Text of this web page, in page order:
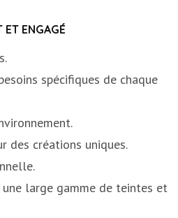
ET ENGAGÉ
spécifiques de chaque
des créations uniques.
large gamme de teintes et